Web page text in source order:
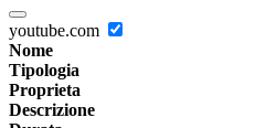
youtube.com
Nome
Tipologia
Proprieta
Descrizione